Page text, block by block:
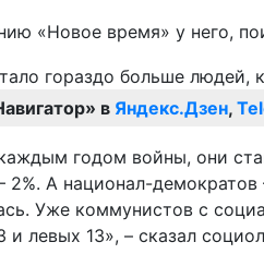
«Новое время» у него,
в Яндекс.Дзен,
годом войны, они
2%. А национал-
Уже коммунистов с
левых 13», – сказал